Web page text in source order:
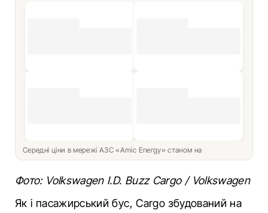
Середні ціни в мережі АЗС «Amic Energy» станом на
Фото: Volkswagen I.D. Buzz Cargo / Volkswagen
Як і пасажирський бус, Cargo збудований на